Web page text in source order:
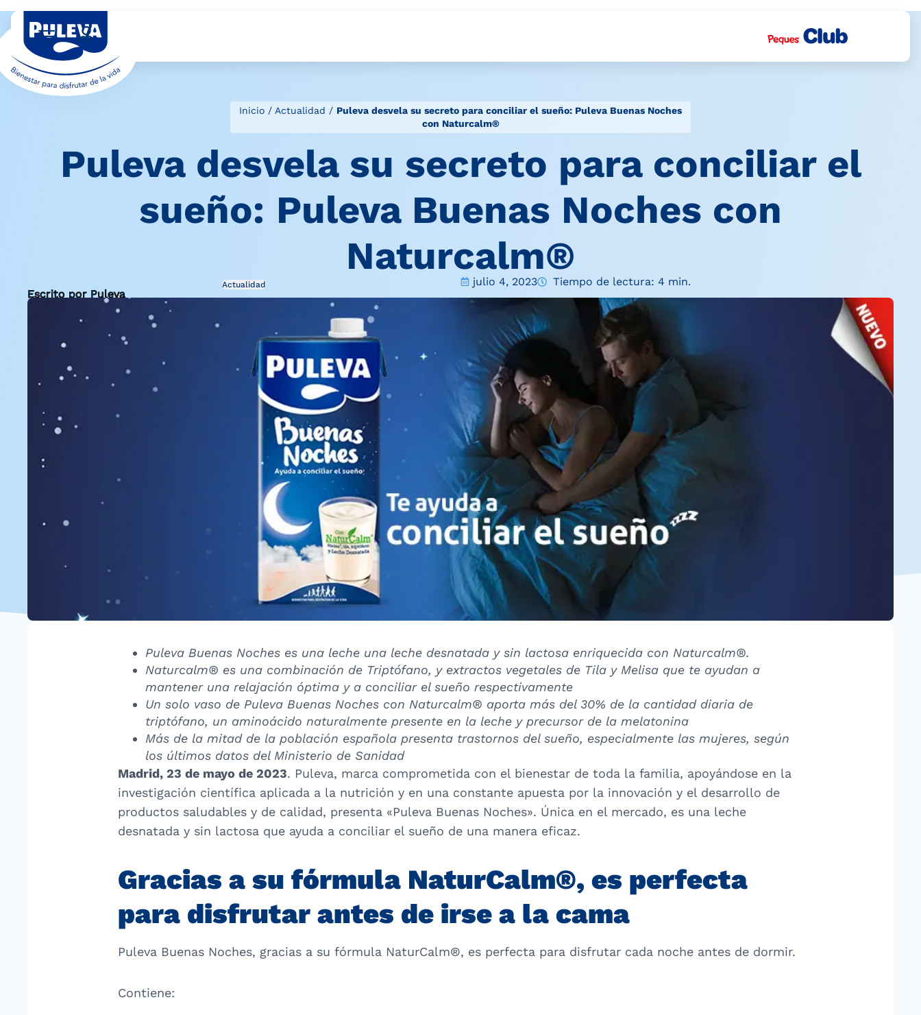
Inicio / Actualidad / Puleva desvela su secreto para conciliar el sueño: Puleva Buenas Noches
con Naturcalm®
Puleva desvela su secreto para conciliar el
sueño: Puleva Buenas Noches con
Naturcalm®
Actualidad
Escrito por Puleva
julio 4, 2023 Tiempo de lectura: 4 min.
Puleva Buenas Noches es una leche una leche desnatada y sin lactosa enriquecida con Naturcalm®.
Naturcalm® es una combinación de Triptófano, y extractos vegetales de Tila y Melisa que te ayudan a
mantener una relajación óptima y a conciliar el sueño respectivamente
Un solo vaso de Puleva Buenas Noches con Naturcalm® aporta más del 30% de la cantidad diaria de
triptófano, un aminoácido naturalmente presente en la leche y precursor de la melatonina
Más de la mitad de la población española presenta trastornos del sueño, especialmente las mujeres, según
los últimos datos del Ministerio de Sanidad
Madrid, 23 de mayo de 2023. Puleva, marca comprometida con el bienestar de toda la familia, apoyándose en la
investigación científica aplicada a la nutrición y en una constante apuesta por la innovación y el desarrollo de
productos saludables y de calidad, presenta «Puleva Buenas Noches». Única en el mercado, es una leche
desnatada y sin lactosa que ayuda a conciliar el sueño de una manera eficaz.
Gracias a su fórmula NaturCalm®, es perfecta
para disfrutar antes de irse a la cama
Puleva Buenas Noches, gracias a su fórmula NaturCalm®, es perfecta para disfrutar cada noche antes de dormir.
Contiene: